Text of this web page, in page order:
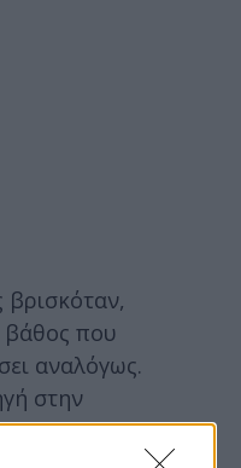
βάθος που
αναλόγως.
στην